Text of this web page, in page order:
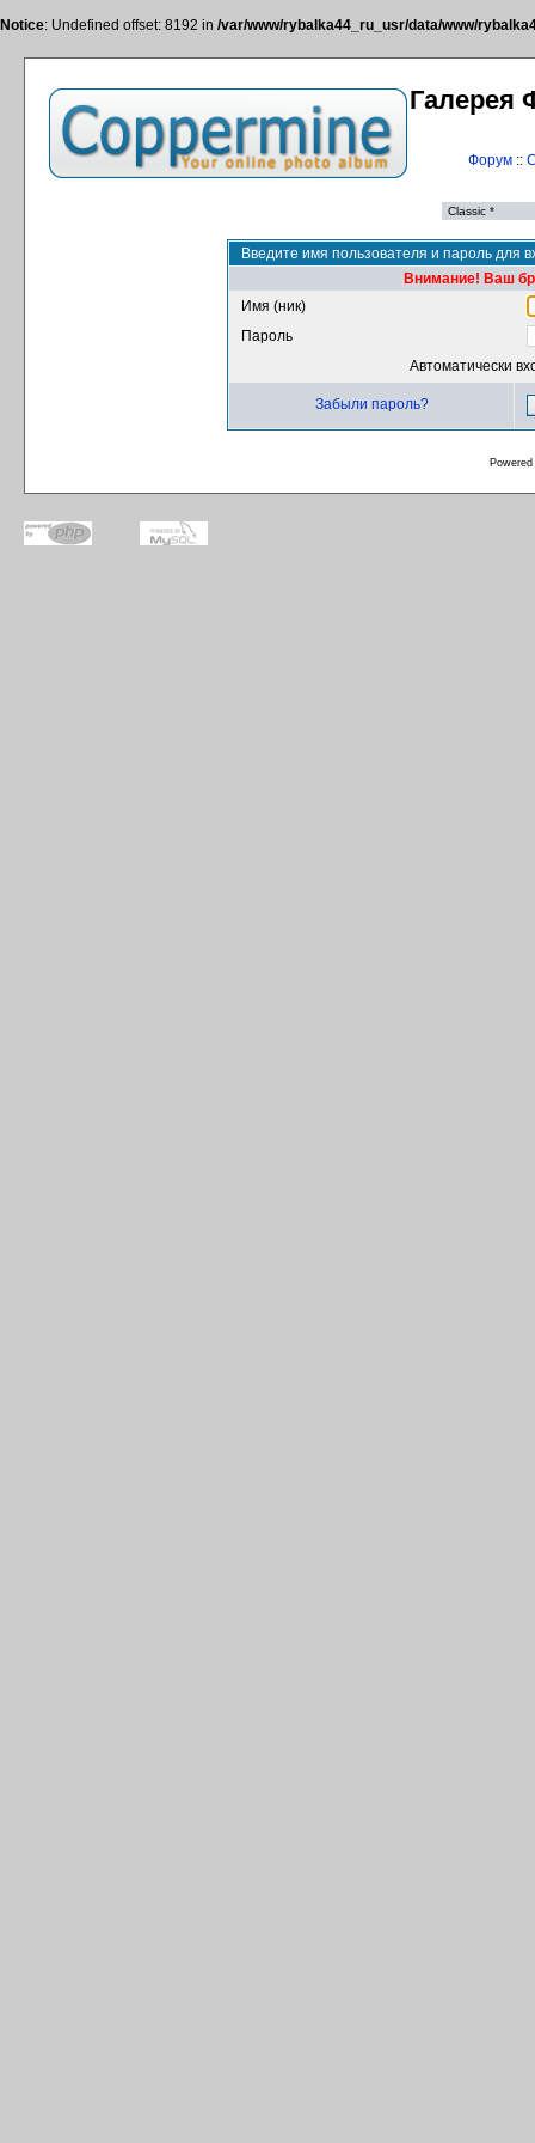
Notice: Undefined offset: 8192 in /var/www/rybalka44_ru_usr/data/www/
Галерея
Форум::
Введите имя пользователя и пароль для
Внимание! Ваш
Имя (ник)
Пароль
Автоматически
Забыли пароль?